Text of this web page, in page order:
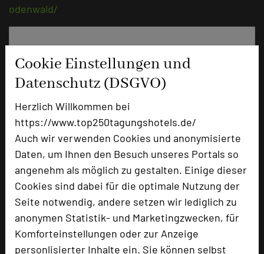
Cookie Einstellungen und
Datenschutz (DSGVO)
Herzlich Willkommen bei
https://www.top250tagungshotels.de/
Auch wir verwenden Cookies und anonymisierte
Daten, um Ihnen den Besuch unseres Portals so
angenehm als möglich zu gestalten. Einige dieser
Cookies sind dabei für die optimale Nutzung der
Seite notwendig, andere setzen wir lediglich zu
anonymen Statistik- und Marketingzwecken, für
Komforteinstellungen oder zur Anzeige
personlisierter Inhalte ein. Sie können selbst
odenwald/
NaturKulturHotel Stumpf
Zeilweg 16
74867 Neunkirchen
+49 6262 92290
Email